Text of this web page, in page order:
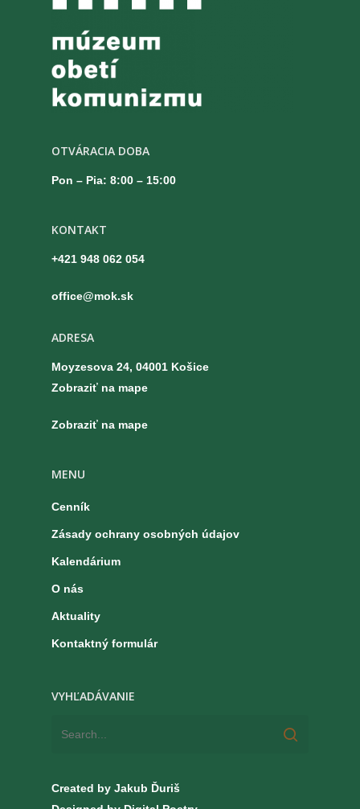
OTVÁRACIA DOBA
Pon – Pia: 8:00 – 15:00
KONTAKT
+421 948 062 054
office@mok.sk
ADRESA
Moyzesova 24, 04001 Košice
Zobraziť na mape
Zobraziť na mape
MENU
Cenník
Zásady ochrany osobných údajov
Kalendárium
O nás
Aktuality
Kontaktný formulár
VYHĽADÁVANIE
Created by Jakub Ďuriš